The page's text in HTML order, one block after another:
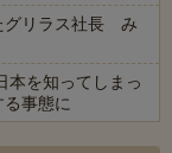
グリラス社長 み
を知ってしまっ
事態に